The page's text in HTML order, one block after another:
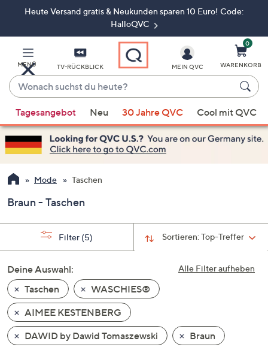
ZumHeute Versand gratis & Neukunden sparen 10 Euro! Code:
HalloQVC
MENÜ TV-RÜCKBLICK
Wonach
suchst
du
heute?
Vorschläge
verfügbar
sind,
verwenden
Sie
Pfeiltasten
nach
und
nach
unten
oder
wischen
Sie
auf
MEIN QVC
0
WARENKORB
Tagesangebot Neu 30 Jahre QVC Cool mit QVC
Mode Taschen
Braun - Taschen
Sortieren:Top-Treffer
Filter (5)
Alle Filter aufheben
Deine Auswahl:
Taschen
WASCHIES®
AIMEE KESTENBERG
DAWID by Dawid Tomaszewski
Braun